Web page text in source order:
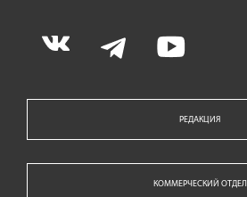
РЕДАКЦИЯ
КОММЕРЧЕСКИЙ ОТДЕЛ